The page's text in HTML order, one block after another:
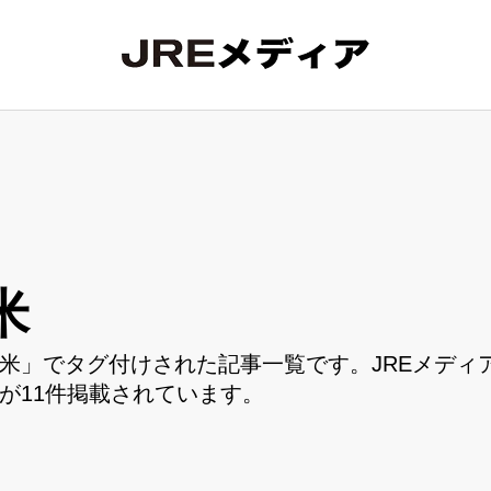
」でタグ付けされた記事一覧です。JREメデ
11件掲載されています。